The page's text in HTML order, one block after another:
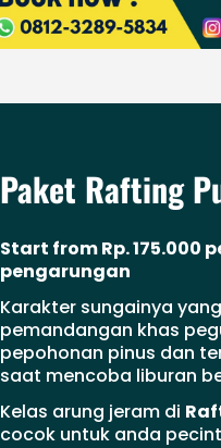
Paket Rafting
Start from Rp. 175.000
pengarungan
Karakter sungainya
pemandangan khas
pepohonan pinus dan
saat mencoba liburan
Kelas arung jeram di
cocok untuk anda